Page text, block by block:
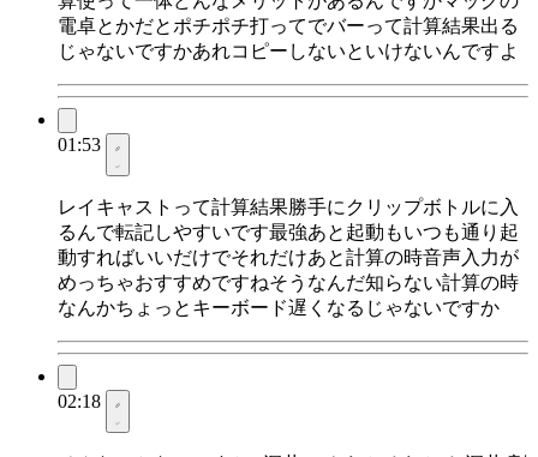
電卓とかだとポチポチ打ってでバーって計算結果出る
じゃないですかあれコピーしないといけないんですよ
01:53
レイキャストって計算結果勝手にクリップボトルに入
るんで転記しやすいです最強あと起動もいつも通り起
動すればいいだけでそれだけあと計算の時音声入力が
めっちゃおすすめですねそうなんだ知らない計算の時
なんかちょっとキーボード遅くなるじゃないですか
02:18